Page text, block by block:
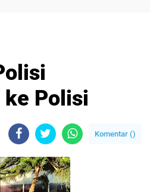
ke Polisi
Komentar ()